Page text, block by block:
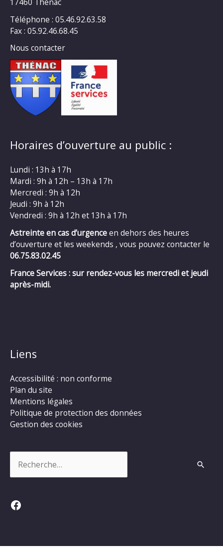
Téléphone : 05.46.92.63.58
Fax : 05.92.46.68.45
Nous contacter
Horaires d’ouverture au public :
Lundi : 13h à 17h
Mardi : 9h à 12h – 13h à 17h
Mercredi : 9h à 12h
Jeudi : 9h à 12h
Vendredi : 9h à 12h et 13h à 17h
Astreinte en cas d’urgenceen dehors des heures
d’ouverture et les weekends , vous pouvez contacter le
06.75.83.02.45
France Services : sur rendez-vous les mercredi et jeudi
après-midi.
Liens
Accessibilité : non conforme
Plan du site
Mentions légales
Politique de protection des données
Gestion des cookies
Facebook